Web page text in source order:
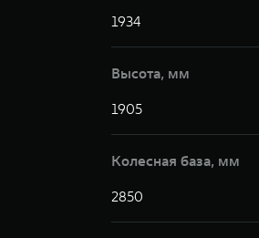
1934
Высота, мм
1905
Колесная база, мм
2850